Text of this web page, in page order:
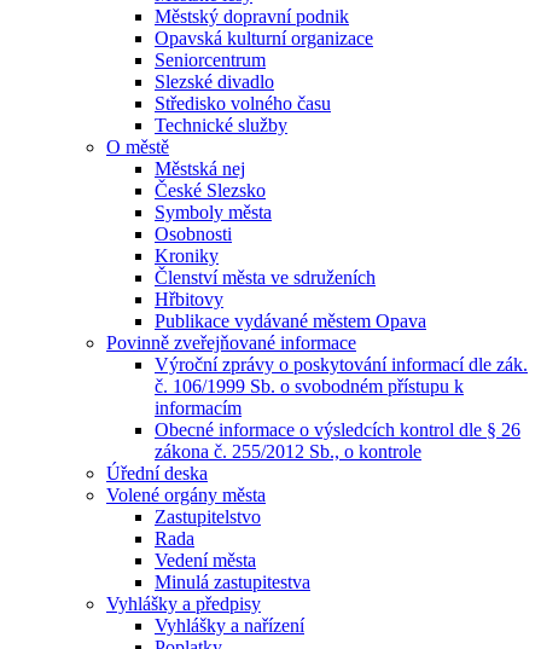
Městský dopravní podnik
Opavská kulturní organizace
Seniorcentrum
Slezské divadlo
Středisko volného času
Technické služby
O městě
Městská nej
České Slezsko
Symboly města
Osobnosti
Kroniky
Členství města ve sdruženích
Hřbitovy
Publikace vydávané městem Opava
Povinně zveřejňované informace
Výroční zprávy o poskytování informací dle zák.
č. 106/1999 Sb. o svobodném přístupu k
informacím
Obecné informace o výsledcích kontrol dle § 26
zákona č. 255/2012 Sb., o kontrole
Úřední deska
Volené orgány města
Zastupitelstvo
Rada
Vedení města
Minulá zastupitestva
Vyhlášky a předpisy
Vyhlášky a nařízení